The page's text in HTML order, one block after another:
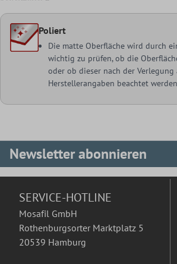
Poliert
Die matte Oberfläche wird durch
wichtig zu prüfen, ob die
oder ob dieser nach der
Herstellerangaben beachtet
Newsletter abonnieren
SERVICE-HOTLINE
Mosafil GmbH
Rothenburgsorter Marktplatz 5
20539 Hamburg